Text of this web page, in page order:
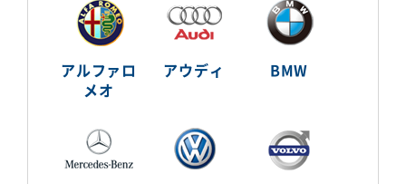
アルファロ
メオ
アウディ BMW